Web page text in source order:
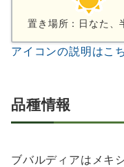
置き場所：日なた、
アイコンの説明はこ
品種情報
ブバルディアはメキ